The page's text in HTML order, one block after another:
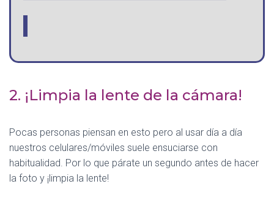
2. ¡Limpia la lente de la cámara!
Pocas personas piensan en esto pero al usar día a día
nuestros celulares/móviles suele ensuciarse con
habitualidad. Por lo que párate un segundo antes de hacer
la foto y ¡limpia la lente!